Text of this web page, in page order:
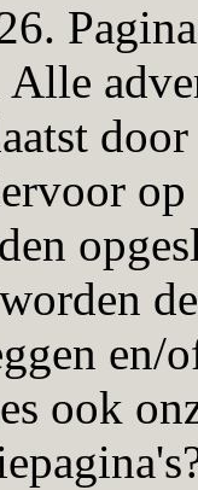
en/
ook